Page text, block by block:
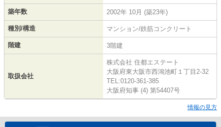
築年数 2002年 10月 (築23年)
種別/構造 マンション/鉄筋コンクリート
階建 3階建
取扱会社
株式会社 住都エステート
大阪府東大阪市西鴻池町１丁目2-32
TEL:0120-361-385
大阪府知事 (4) 第54407号
情報の見方